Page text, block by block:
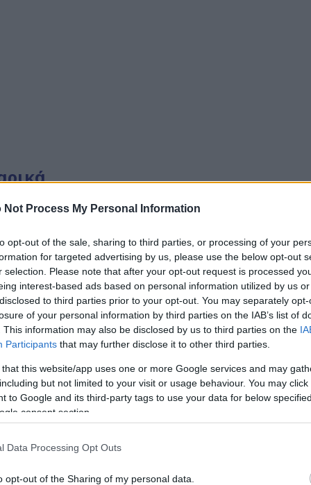
Not Process My Personal Information
opt-out of the sale, sharing to third parties, or processing of your
for targeted advertising by us, please use the below opt-out
selection. Please note that after your opt-out request is processed
interest-based ads based on personal information utilized by us
to third parties prior to your opt-out. You may separately
of your personal information by third parties on the IAB’s list of
This information may also be disclosed by us to third parties on the
Participants that may further disclose it to other third parties.
that this website/app uses one or more Google services and may
but not limited to your visit or usage behaviour. You may
to Google and its third-party tags to use your data for below
consent section.
Data Processing Opt Outs
opt-out of the Sharing of my personal data.
των δικών σας βρώσιμων βοτάνων και
στο μαγείρεμα και ομορφιά στον κήπο σας. Μάθετε
τους πιο νόστιμους θησαυρούς της φύσης—όλα αυτά
ευδοκιμούν.
την κατηγορία και τις υποκατηγορίες της:
δεντρολίβανο: Ο πλήρης οδηγός
21 Απριλίου 2026 στις 8:37:19 μ.μ. UTC
και γεύση σε κάθε κήπο. Αυτό το αρωματικό βότανο
εδώ και αιώνες. Η καλλιέργεια του δικού σας
Το φυτό έχει φύλλα που μοιάζουν με βελόνες και
την καλλιέργεια μέντας στο σπίτι
21 Απριλίου 2026 στις 7:49:24 μ.μ. UTC
τα συνηθισμένα πιάτα σε εξαιρετικές γαστρονομικές
έντονη γεύση σε τσάγια, κοκτέιλ, σαλάτες και
συνεχή παροχή αρωματικών φύλλων στα χέρια σας.